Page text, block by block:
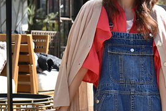
スウェット・パーカー
ニット
その他のパンツ
デニムパンツ
ロ
そ
ニット
タンクトップ・キャミソール
デニムパンツ
その他のパンツ